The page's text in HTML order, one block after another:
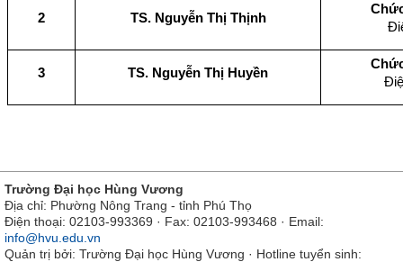
2 TS. Nguyễn Thị Thịnh
3 TS. Nguyễn Thị Huyền
Trường Đại học Hùng Vương
Địa chỉ: Phường Nông Trang - tỉnh Phú Thọ
Điện thoại: 02103-993369 · Fax: 02103-993468 · Email:
info@hvu.edu.vn
Quản trị bởi: Trường Đại học Hùng Vương · Hotline tuyển sinh: